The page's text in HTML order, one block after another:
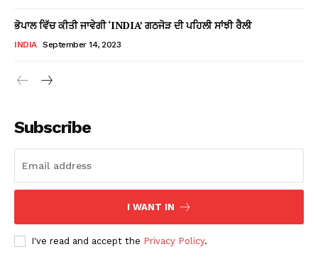
ਭੋਪਾਲ ਵਿੱਚ ਕੀਤੀ ਜਾਵੇਗੀ ‘INDIA’ ਗਠਜੋੜ ਦੀ ਪਹਿਲੀ ਸਾਂਝੀ ਰੈਲੀ
INDIA September 14, 2023
Subscribe
I WANT IN
I've read and accept the Privacy Policy.